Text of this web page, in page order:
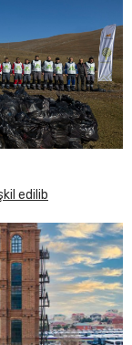
edilib